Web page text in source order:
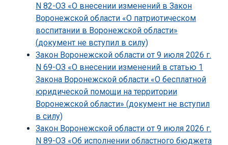
N 82-ОЗ «О внесении изменений в Закон
Воронежской области «О патриотическом
воспитании в Воронежской области»
(документ не вступил в силу)
Закон Воронежской области от 9 июля 2026 г.
N 69-ОЗ «О внесении изменений в статью 1
Закона Воронежской области «О бесплатной
юридической помощи на территории
Воронежской области» (документ не вступил
в силу)
Закон Воронежской области от 9 июля 2026 г.
N 89-ОЗ «Об исполнении областного бюджета